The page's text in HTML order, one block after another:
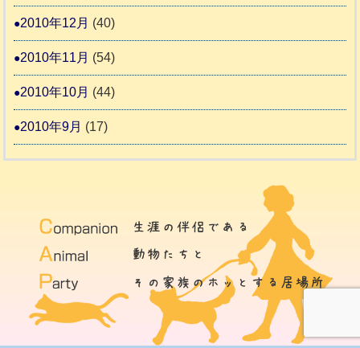
2010年12月 (40)
2010年11月 (54)
2010年10月 (44)
2010年9月 (17)